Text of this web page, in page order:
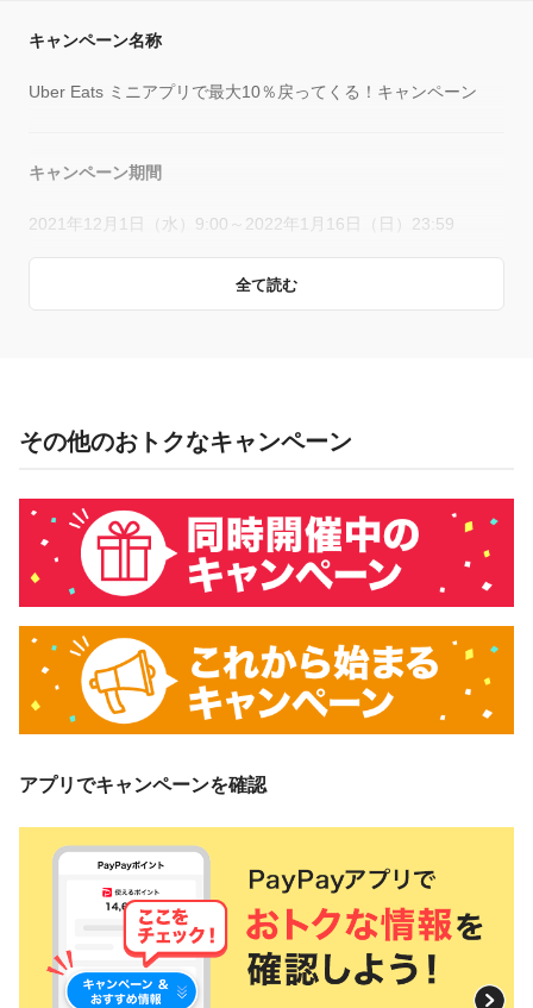
全て読む
キャンペーン名称
Uber Eats ミニアプリで最大10％戻ってくる！キャンペーン
キャンペーン期間
2021年12月1日（水）9:00～2022年1月16日（日）23:59
概要
イコン（ミニアプリ）を経由して、キャンペーン対象ストア
においてPayPay残高でお支払いをしていただいた方に対し、
下表のとおり後日PayPayボーナスを付与します。
PayPay残高
・PayPayカード ・ヤフー
カード ・PayPayあと払い
（一括のみ） ・その他のク
レジットカード
対象外
付与上限
本キャンペーン対象ストアは、Uber Eats（ミニアプリ）で
す。
その他のおトクなキャンペーン
アプリでキャンペーンを確認